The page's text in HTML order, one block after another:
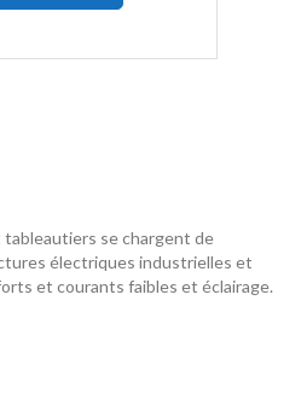
se chargent de
électriques industrielles et
et courants faibles et éclairage.